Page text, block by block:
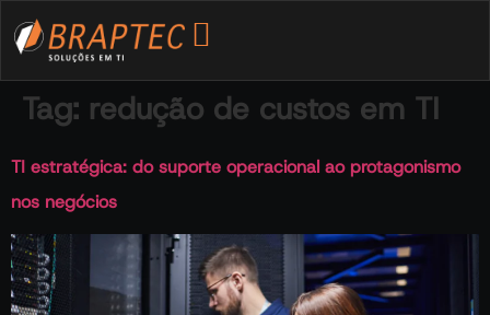
Tag: redução de custos em TI
TI estratégica: do suporte operacional ao protagonismo
nos negócios